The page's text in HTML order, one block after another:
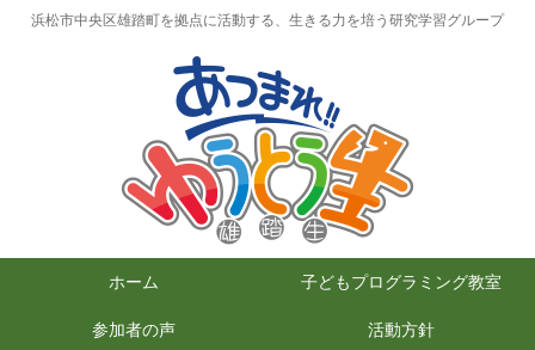
浜松市中央区雄踏町を拠点に活動する、生きる力を培う研究学習グループ
ホーム 子どもプログラミング教室
参加者の声 活動方針